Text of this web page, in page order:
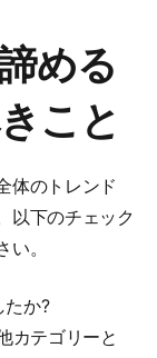
める
こと
体のトレンド
以下のチェック
。
たか?
カテゴリーと